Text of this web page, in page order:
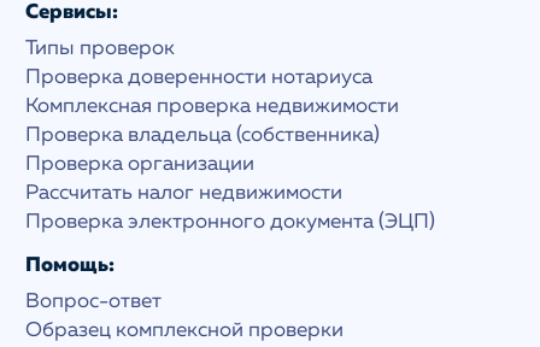
Сервисы:
Типы проверок
Проверка доверенности нотариуса
Комплексная проверка недвижимости
Проверка владельца (собственника)
Проверка организации
Рассчитать налог недвижимости
Проверка электронного документа (ЭЦП)
Помощь:
Вопрос-ответ
Образец комплексной проверки